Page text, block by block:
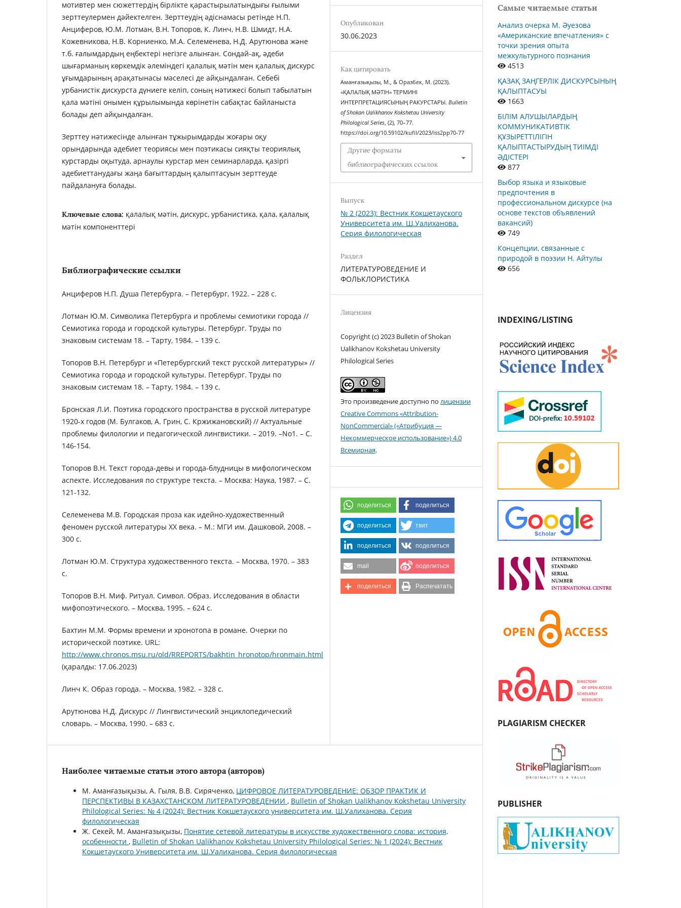
мотивтер мен сюжеттердің бірлікте қарастырылатындығы ғылыми
зерттеулермен дәйектелген. Зерттеудің әдіснамасы ретінде Н.П.
Анциферов, Ю.М. Лотман, В.Н. Топоров, К. Линч, Н.В. Шмидт, Н.А.
Кожевникова, Н.В. Корниенко, М.А. Селеменева, Н.Д. Арутюнова және
т.б. ғалымдардың еңбектері негізге алынған. Сондай-ақ, әдеби
шығарманың көркемдік әлеміндегі қалалық мәтін мен қалалық дискурс
ұғымдарының арақатынасы мәселесі де айқындалған. Себебі
урбанистік дискурста дүниеге келіп, соның нәтижесі болып табылатын
қала мәтіні онымен құрылымында көрінетін сабақтас байланыста
болады деп айқындалған.
Зерттеу нәтижесінде алынған тұжырымдарды жоғары оқу
орындарында әдебиет теориясы мен поэтикасы сияқты теориялық
курстарды оқытуда, арнаулы курстар мен семинарларда, қазіргі
әдебиеттанудағы жаңа бағыттардың қалыптасуын зерттеуде
пайдалануға болады.
Ключевые слова: қалалық мәтін, дискурс, урбанистика, қала, қалалық
мәтін компоненттері
Библиографические ссылки
Анциферов Н.П. Душа Петербурга. – Петербург, 1922. – 228 с.
Лотман Ю.М. Символика Петербурга и проблемы семиотики города //
Семиотика города и городской культуры. Петербург. Труды по
знаковым системам 18. – Тарту, 1984. – 139 с.
Топоров В.Н. Петербург и «Петербургский текст русской литературы» //
Семиотика города и городской культуры. Петербург. Труды по
знаковым системам 18. – Тарту, 1984. – 139 с.
Бронская Л.И. Поэтика городского пространства в русской литературе
1920-х годов (М. Булгаков, А. Грин, С. Кржижановский) // Актуальные
проблемы филологии и педагогической лингвистики. – 2019. –No1. – С.
146-154.
Топоров В.Н. Текст города-девы и города-блудницы в мифологическом
аспекте. Исследования по структуре текста. – Москва: Наука, 1987. – С.
121-132.
Селеменева М.В. Городская проза как идейно-художественный
феномен русской литературы ХХ века. – М.: МГИ им. Дашковой, 2008. –
300 с.
Лотман Ю.М. Структура художественного текста. – Москва, 1970. – 383
с.
Топоров В.Н. Миф. Ритуал. Символ. Образ. Исследования в области
мифопоэтического. – Москва, 1995. – 624 с.
Бахтин М.М. Формы времени и хронотопа в романе. Очерки по
исторической поэтике. URL:
http://www.chronos.msu.ru/old/RREPORTS/bakhtin_hronotop/hronmain.html
(қаралды: 17.06.2023)
Линч К. Образ города. – Москва, 1982. – 328 с.
Арутюнова Н.Д. Дискурс // Лингвистический энциклопедический
словарь. – Москва, 1990. – 683 с.
Опубликован
30.06.2023
Как цитировать
Аманғазықызы, М., & Оразбек, М. (2023).
«ҚАЛАЛЫҚ МӘТІН» ТЕРМИНІ
ИНТЕРПРЕТАЦИЯСЫНЫҢ РАКУРСТАРЫ.Bulletin
of Shokan Ualikhanov Kokshetau University
Philological Series , (2), 70–77.
https://doi.org/10.59102/kufil/2023/iss2pp70-77
Другие форматы
библиографических ссылок
Выпуск
№ 2 (2023): Вестник Кокшетауского
Университета им. Ш.Уалиханова.
Серия филологическая
Раздел
ЛИТЕРАТУРОВЕДЕНИЕ И
ФОЛЬКЛОРИСТИКА
Лицензия
Copyright (c) 2023 Bulletin of Shokan
Ualikhanov Kokshetau University
Philological Series
Это произведение доступно полицензии
Creative Commons «Attribution-
NonCommercial» («Атрибуция —
Некоммерческое использование») 4.0
Всемирная.
поделиться поделиться
поделиться твит
поделиться поделиться
mail поделиться
поделиться Распечатать
Наиболее читаемые статьи этого автора (авторов)
М. Аманғазықызы, А. Гыля, В.В. Сиряченко, ЦИФРОВОЕ ЛИТЕРАТУРОВЕДЕНИЕ: ОБЗОР ПРАКТИК И
ПЕРСПЕКТИВЫ В КАЗАХСТАНСКОМ ЛИТЕРАТУРОВЕДЕНИИ , Bulletin of Shokan Ualikhanov Kokshetau University
Philological Series: № 4 (2024): Вестник Кокшетауского университета им. Ш.Уалиханова. Серия
филологическая
Ж. Секей, М. Аманғазықызы, Понятие сетевой литературы в искусстве художественного слова: история,
особенности , Bulletin of Shokan Ualikhanov Kokshetau University Philological Series: № 1 (2024): Вестник
Кокшетауского Университета им. Ш.Уалиханова. Серия филологическая
Самые читаемые статьи
Анализ очерка М. Әуезова
«Американские впечатления» с
точки зрения опыта
межкультурного познания
4513
ҚАЗАҚ ЗАҢГЕРЛІК ДИСКУРСЫНЫҢ
ҚАЛЫПТАСУЫ
1663
БІЛІМ АЛУШЫЛАРДЫҢ
КОММУНИКАТИВТІК
ҚҰЗЫРЕТТІЛІГІН
ҚАЛЫПТАСТЫРУДЫҢ ТИІМДІ
ӘДІСТЕРІ
877
Выбор языка и языковые
предпочтения в
профессиональном дискурсе (на
основе текстов объявлений
вакансий)
749
Концепции, связанные с
природой в поэзии Н. Айтулы
656
INDEXING/LISTING
PLAGIARISM CHECKER
PUBLISHER